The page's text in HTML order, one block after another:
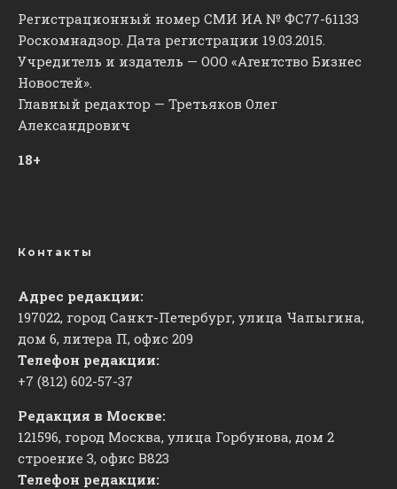
Регистрационный номер СМИ ИА № ФС77-61133
Роскомнадзор. Дата регистрации 19.03.2015.
Учредитель и издатель — ООО «Агентство Бизнес
Новостей».
Главный редактор — Третьяков Олег
Александрович
18+
Контакты
Адрес редакции:
197022, город Санкт-Петербург, улица Чапыгина,
дом 6, литера П, офис 209
Телефон редакции:
+7 (812) 602-57-37
Редакция в Москве:
121596, город Москва, улица Горбунова, дом 2
строение 3, офис ​В823
Телефон редакции: